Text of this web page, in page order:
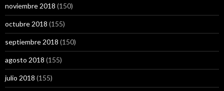
noviembre 2018 (150)
octubre 2018 (155)
septiembre 2018 (150)
agosto 2018 (155)
julio 2018 (155)